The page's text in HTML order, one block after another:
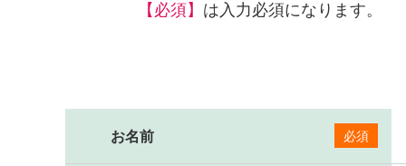
【必須】 は入力必須になります。
お名前 必須